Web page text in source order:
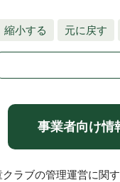
縮小する 元に戻す
事業者向け情
ラブの管理運営に関